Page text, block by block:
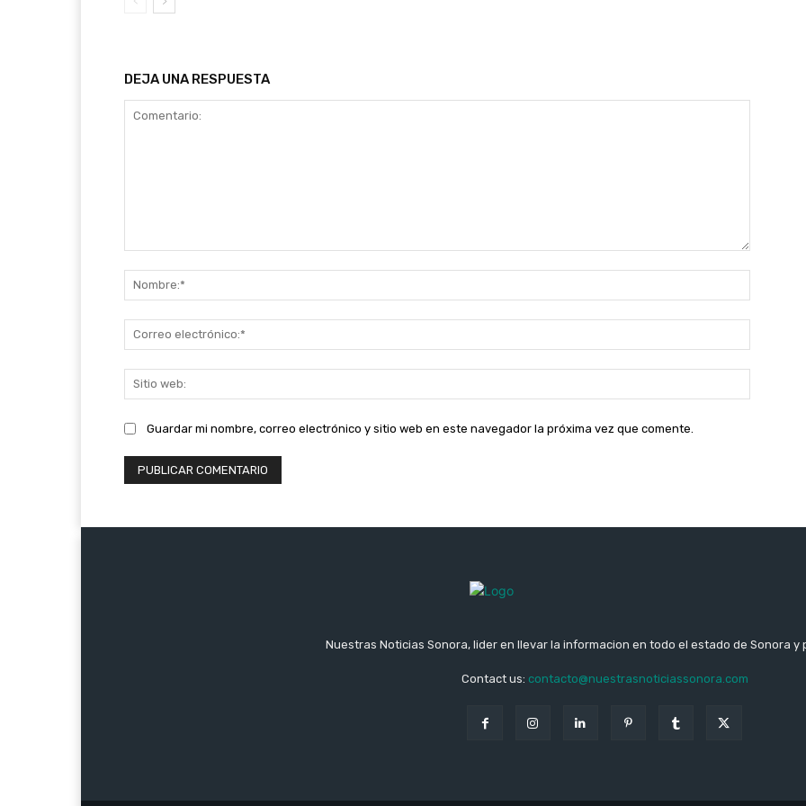
DEJA UNA RESPUESTA
web:
Guardar mi nombre, correo electrónico y sitio web en este navegador la próxima vez que comente.
Nuestras Noticias Sonora, lider en llevar la informacion en todo el estado de Sonora y
Contact us: contacto@nuestrasnoticiassonora.com